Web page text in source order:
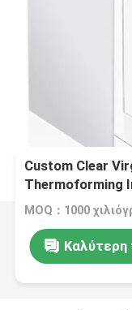
Custom Clear
Thermoforming
MOQ：1000
Καλύτερη